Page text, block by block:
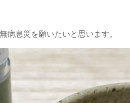
病息災を願いたいと思います。